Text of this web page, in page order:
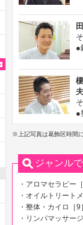
●
●
※上記写真は葛飾区時間
ジャンル
・アロマセラピー［
・オイルトリート
・整体・カイロ［9］
・リンパマッサージ